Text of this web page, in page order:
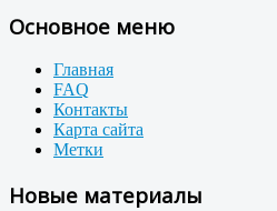
Основное меню
Главная
FAQ
Контакты
Карта сайта
Метки
Новые материалы